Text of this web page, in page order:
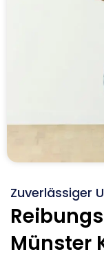
Zuverlässiger
Münster